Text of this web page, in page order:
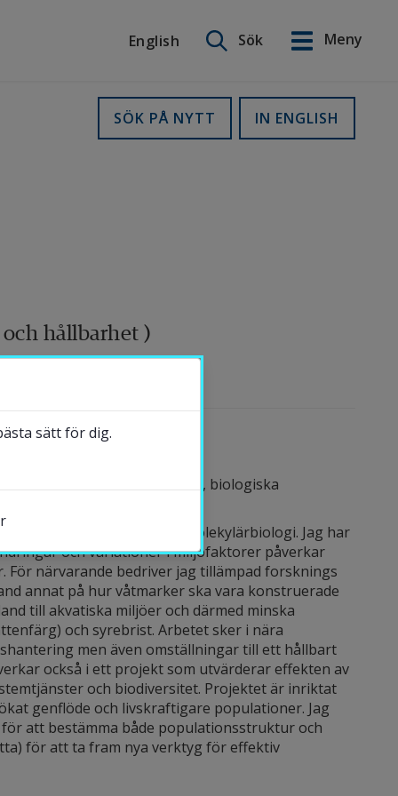
English
Sök
Meny
IN ENGLISH
SÖK PÅ NYTT
hållbarhet )
Forskare Lunds universitet, biologiska
mikrobiell ekologi och molekylärbiologi. Jag har
och variationer i miljöfaktorer påverkar
närvarande bedriver jag tillämpad forsknings
annat på hur våtmarker ska vara konstruerade
till akvatiska miljöer och därmed minska
och syrebrist. Arbetet sker i nära
men även omställningar till ett hållbart
också i ett projekt som utvärderar effekten av
och biodiversitet. Projektet är inriktat
genflöde och livskraftigare populationer. Jag
att bestämma både populationsstruktur och
för att ta fram nya verktyg för effektiv
English
sätt för dig.